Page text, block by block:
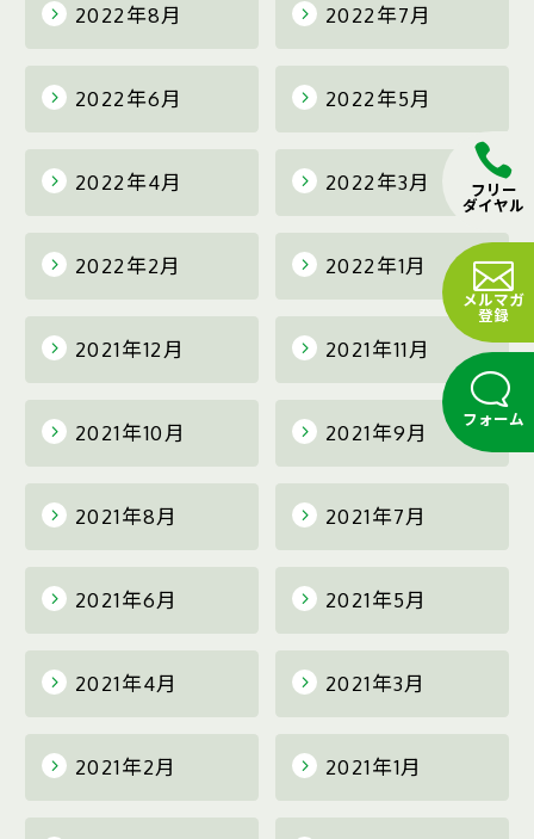
フリー
ダイヤル
メルマガ
登録
フォーム
2022年8月 2022年7月
2022年6月 2022年5月
2022年4月 2022年3月
2022年2月 2022年1月
2021年12月 2021年11月
2021年10月 2021年9月
2021年8月 2021年7月
2021年6月 2021年5月
2021年4月 2021年3月
2021年2月 2021年1月